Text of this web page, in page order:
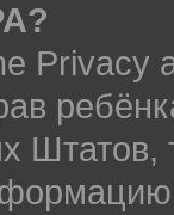
Privacy
Штатов,